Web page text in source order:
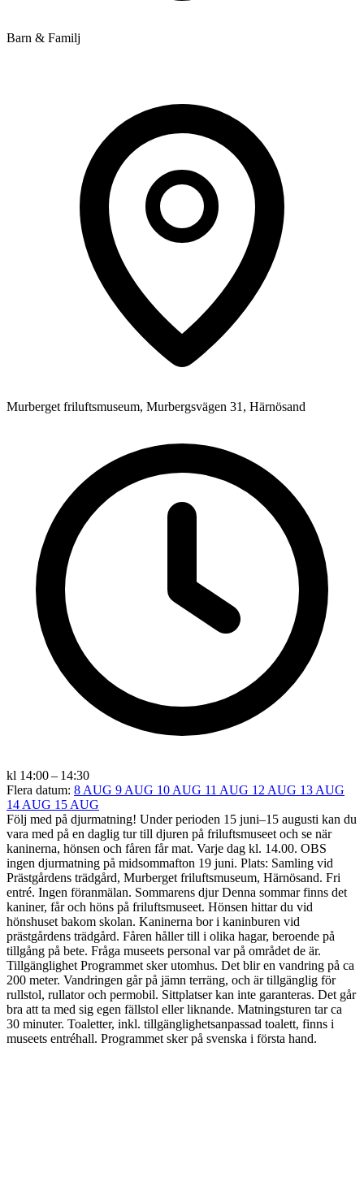
Barn & Familj
Murberget friluftsmuseum, Murbergsvägen 31, Härnösand
kl 14:00 – 14:30
Flera datum: 8 AUG 9 AUG 10 AUG 11 AUG 12 AUG 13 AUG
14 AUG 15 AUG
Följ med på djurmatning! Under perioden 15 juni–15 augusti kan du
vara med på en daglig tur till djuren på friluftsmuseet och se när
kaninerna, hönsen och fåren får mat. Varje dag kl. 14.00. OBS
ingen djurmatning på midsommafton 19 juni. Plats: Samling vid
Prästgårdens trädgård, Murberget friluftsmuseum, Härnösand. Fri
entré. Ingen föranmälan. Sommarens djur Denna sommar finns det
kaniner, får och höns på friluftsmuseet. Hönsen hittar du vid
hönshuset bakom skolan. Kaninerna bor i kaninburen vid
prästgårdens trädgård. Fåren håller till i olika hagar, beroende på
tillgång på bete. Fråga museets personal var på området de är.
Tillgänglighet Programmet sker utomhus. Det blir en vandring på ca
200 meter. Vandringen går på jämn terräng, och är tillgänglig för
rullstol, rullator och permobil. Sittplatser kan inte garanteras. Det går
bra att ta med sig egen fällstol eller liknande. Matningsturen tar ca
30 minuter. Toaletter, inkl. tillgänglighetsanpassad toalett, finns i
museets entréhall. Programmet sker på svenska i första hand.